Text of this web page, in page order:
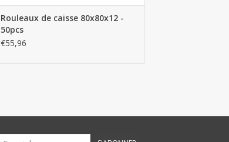
Rouleaux de caisse 80x80x12 -
50pcs
€55,96